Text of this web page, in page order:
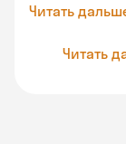
Читать
Читать